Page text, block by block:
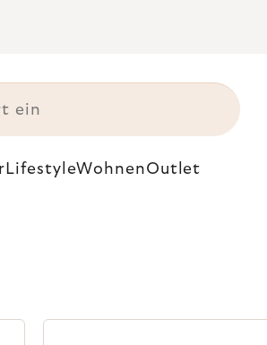
LifestyleWohnenOutlet